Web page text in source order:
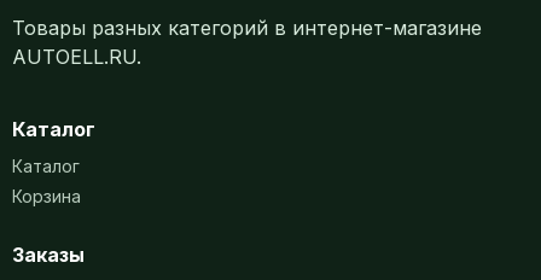
Товары разных категорий в интернет-магазине
AUTOELL.RU.
Каталог
Каталог
Корзина
Заказы